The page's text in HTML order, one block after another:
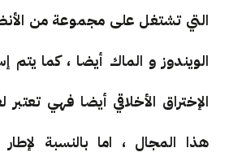
التي تشتغل على مجموعة من
الإختراق الأخلاقي أيضا فهي